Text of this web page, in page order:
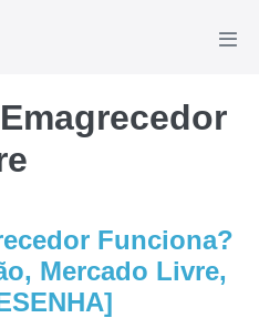
Funciona?
Mercado Livre,